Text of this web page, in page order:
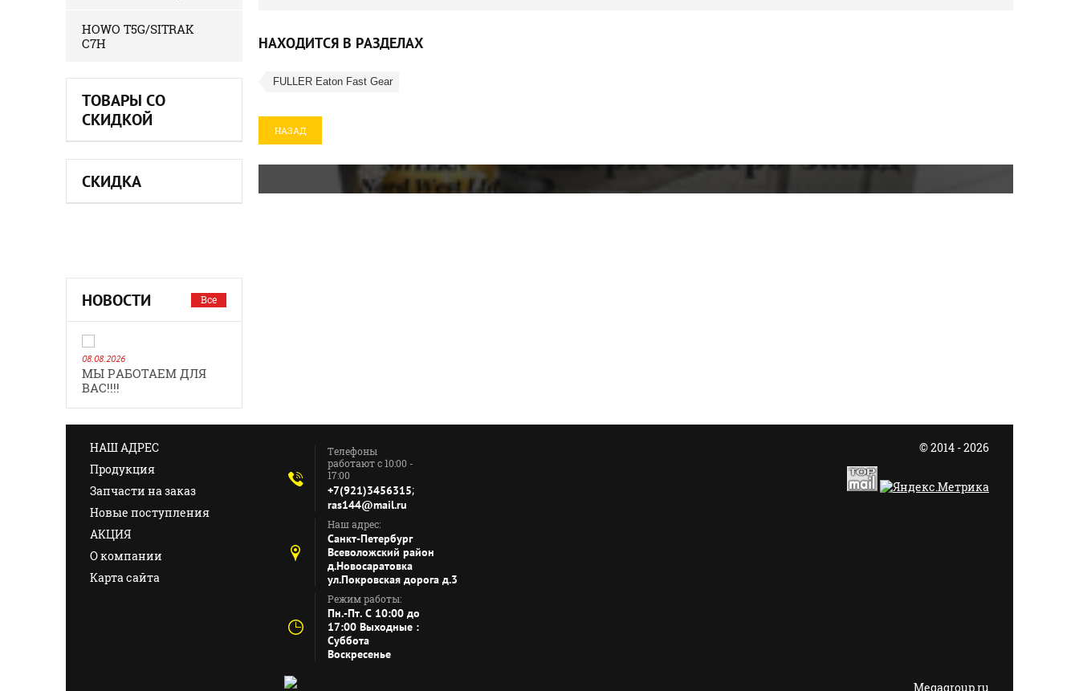
HOWO T5G/SITRAK
C7H
ТОВАРЫ СО
СКИДКОЙ
СКИДКА
НОВОСТИ Все
08.08.2026
МЫ РАБОТАЕМ ДЛЯ
ВАС!!!!
НАХОДИТСЯ В РАЗДЕЛАХ
FULLER Eaton Fast Gear
НАЗАД
НАШ АДРЕС
Продукция
Запчасти на заказ
Новые поступления
АКЦИЯ
О компании
Карта сайта
Телефоны
работают с 10:00 -
17:00
+7(921)3456315;
ras144@mail.ru
Наш адрес:
Санкт-Петербург
Всеволожский район
д.Новосаратовка
ул.Покровская дорога д.3
Режим работы:
Пн.-Пт. C 10:00 до
17:00 Выходные :
Суббота
Воскресенье
© 2014 - 2026
Megagroup.ru